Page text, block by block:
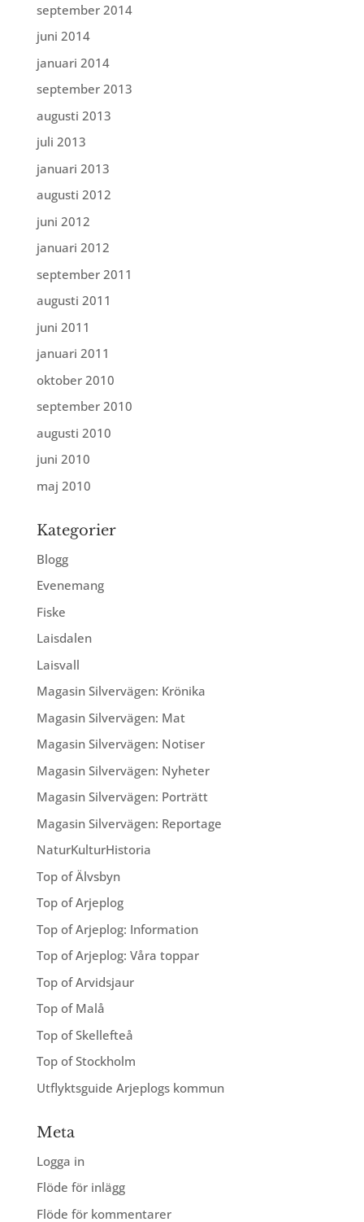
september 2014
juni 2014
januari 2014
september 2013
augusti 2013
juli 2013
januari 2013
augusti 2012
juni 2012
januari 2012
september 2011
augusti 2011
juni 2011
januari 2011
oktober 2010
september 2010
augusti 2010
juni 2010
maj 2010
Kategorier
Blogg
Evenemang
Fiske
Laisdalen
Laisvall
Magasin Silvervägen: Krönika
Magasin Silvervägen: Mat
Magasin Silvervägen: Notiser
Magasin Silvervägen: Nyheter
Magasin Silvervägen: Porträtt
Magasin Silvervägen: Reportage
NaturKulturHistoria
Top of Älvsbyn
Top of Arjeplog
Top of Arjeplog: Information
Top of Arjeplog: Våra toppar
Top of Arvidsjaur
Top of Malå
Top of Skellefteå
Top of Stockholm
Utflyktsguide Arjeplogs kommun
Meta
Logga in
Flöde för inlägg
Flöde för kommentarer